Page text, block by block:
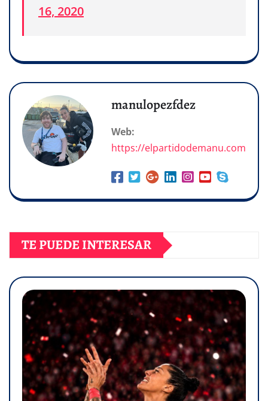
16, 2020
manulopezfdez
Web:
https://elpartidodemanu.com
TE PUEDE INTERESAR